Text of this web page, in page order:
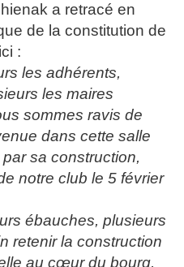
a retracé en
de la constitution de
:
les adhérents,
les maires
sommes ravis de
dans cette salle
sa construction,
notre club le 5 février
ébauches, plusieurs
retenir la construction
au cœur du bourg,